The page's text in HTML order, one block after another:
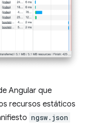
Angular que
recursos estáticos
ngsw.json